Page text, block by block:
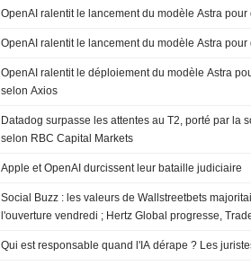
OpenAI ralentit le lancement du modèle Astra
OpenAI ralentit le lancement du modèle Astra
OpenAI ralentit le déploiement du modèle Astra
selon Axios
Datadog surpasse les attentes au T2, porté par la
selon RBC Capital Markets
Apple et OpenAI durcissent leur bataille judiciaire
Social Buzz : les valeurs de Wallstreetbets
l'ouverture vendredi ; Hertz Global progresse,
Qui est responsable quand l'IA dérape ? Les